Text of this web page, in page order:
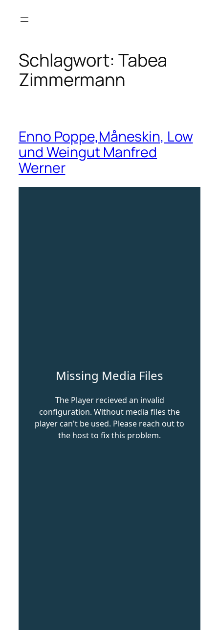
Inhalt
Schlagwort: Tabea
Zimmermann
Enno Poppe,Måneskin, Low
und Weingut Manfred
Werner